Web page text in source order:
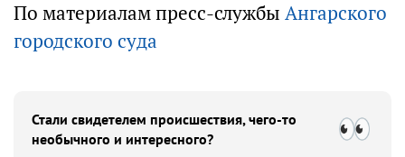
По материалам пресс-службы Ангарского
городского суда
Стали свидетелем происшествия, чего-то
необычного и интересного?